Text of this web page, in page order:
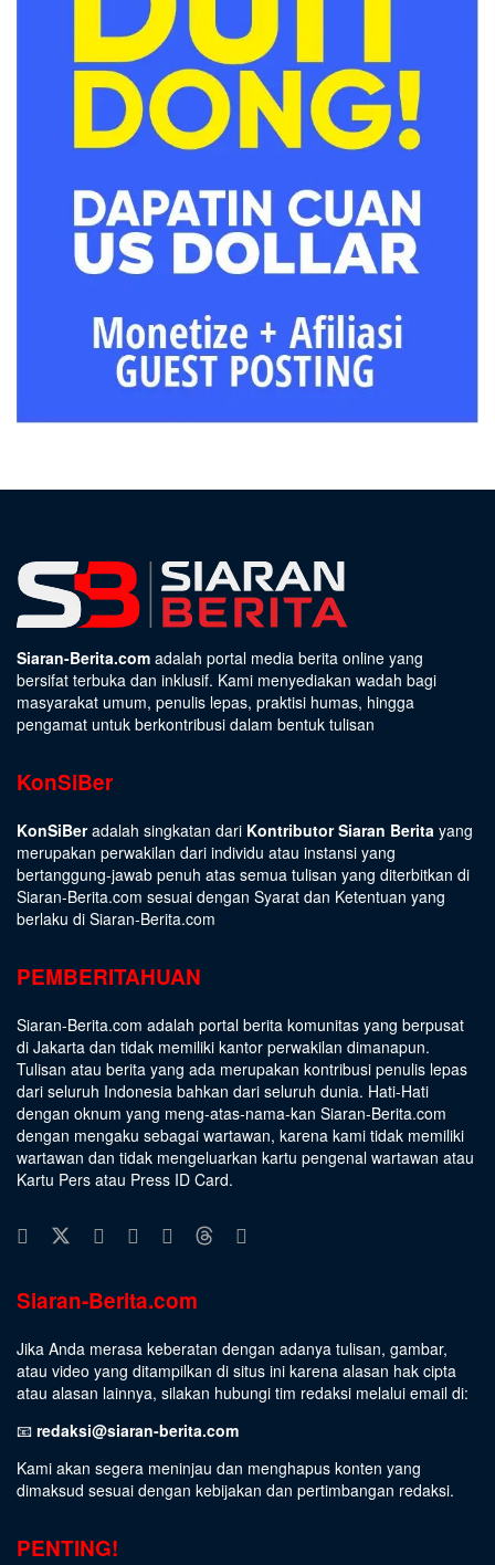
Siaran-Berita.com adalah portal media berita online yang
bersifat terbuka dan inklusif. Kami menyediakan wadah bagi
masyarakat umum, penulis lepas, praktisi humas, hingga
pengamat untuk berkontribusi dalam bentuk tulisan
KonSiBer
KonSiBeradalah singkatan dari Kontributor Siaran Berita yang
merupakan perwakilan dari individu atau instansi yang
bertanggung-jawab penuh atas semua tulisan yang diterbitkan di
Siaran-Berita.com sesuai dengan Syarat dan Ketentuan yang
berlaku di Siaran-Berita.com
PEMBERITAHUAN
Siaran-Berita.com adalah portal berita komunitas yang berpusat
di Jakarta dan tidak memiliki kantor perwakilan dimanapun.
Tulisan atau berita yang ada merupakan kontribusi penulis lepas
dari seluruh Indonesia bahkan dari seluruh dunia. Hati-Hati
dengan oknum yang meng-atas-nama-kan Siaran-Berita.com
dengan mengaku sebagai wartawan, karena kami tidak memiliki
wartawan dan tidak mengeluarkan kartu pengenal wartawan atau
Kartu Pers atau Press ID Card.
Siaran-Berita.com
Jika Anda merasa keberatan dengan adanya tulisan, gambar,
atau video yang ditampilkan di situs ini karena alasan hak cipta
atau alasan lainnya, silakan hubungi tim redaksi melalui email di:
📧 redaksi@siaran-berita.com
Kami akan segera meninjau dan menghapus konten yang
dimaksud sesuai dengan kebijakan dan pertimbangan redaksi.
PENTING!